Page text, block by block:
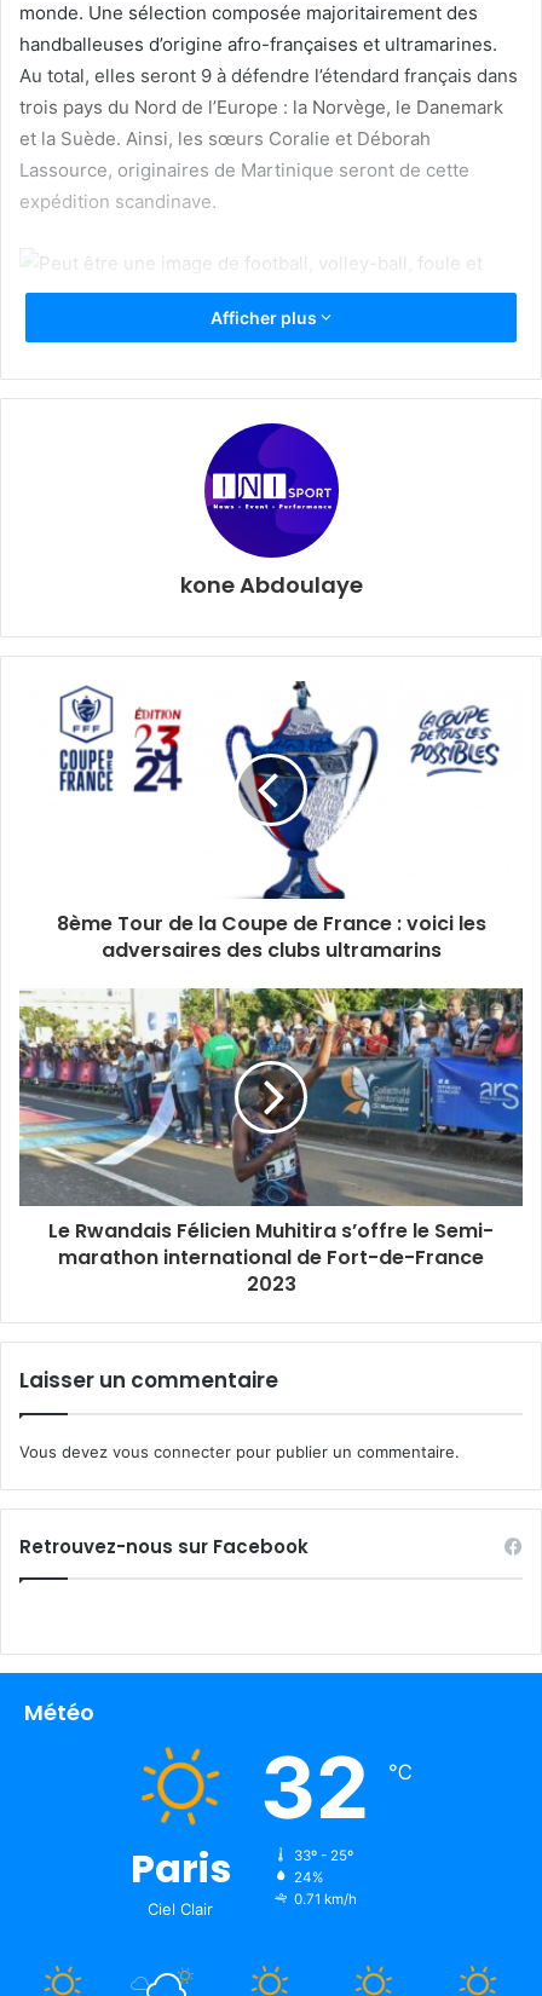
monde. Une sélection composée majoritairement des
handballeuses d’origine afro-françaises et ultramarines.
Au total, elles seront 9 à défendre l’étendard français dans
trois pays du Nord de l’Europe : la Norvège, le Danemark
et la Suède. Ainsi, les sœurs Coralie et Déborah
Lassource, originaires de Martinique seront de cette
expédition scandinave.
afro-françaises telles que la gardienne Hadatou Sako
(Sénégal), de la capitaine Nze Minko (Gabon), de la demi-
centre Grâce Zaadi (Côte d’Ivoire) et du pivot Pauletta
Foppa (Cameroun). C’est avec cette armada que la France
va faire son entrée en lice ce jeudi contre l’Angola.
Afficher plus
kone Abdoulaye
8ème Tour de la Coupe de France : voici les
adversaires des clubs ultramarins
Le Rwandais Félicien Muhitira s’offre le Semi-
marathon international de Fort-de-France
2023
Laisser un commentaire
Vous devez vous connecter pour publier un commentaire.
Retrouvez-nous sur Facebook
Météo
Paris
Ciel Clair
32 ℃
33º - 25º
24%
0.71 km/h